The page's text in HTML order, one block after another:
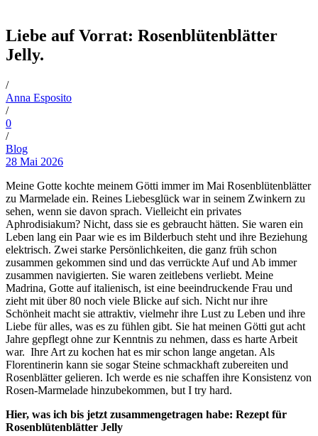
Liebe auf Vorrat: Rosenblütenblätter
Jelly.
/
Anna Esposito
/
0
/
Blog
28 Mai 2026
Meine Gotte kochte meinem Götti immer im Mai Rosenblütenblätter
zu Marmelade ein. Reines Liebesglück war in seinem Zwinkern zu
sehen, wenn sie davon sprach. Vielleicht ein privates
Aphrodisiakum? Nicht, dass sie es gebraucht hätten. Sie waren ein
Leben lang ein Paar wie es im Bilderbuch steht und ihre Beziehung
elektrisch. Zwei starke Persönlichkeiten, die ganz früh schon
zusammen gekommen sind und das verrückte Auf und Ab immer
zusammen navigierten. Sie waren zeitlebens verliebt. Meine
Madrina, Gotte auf italienisch, ist eine beeindruckende Frau und
zieht mit über 80 noch viele Blicke auf sich. Nicht nur ihre
Schönheit macht sie attraktiv, vielmehr ihre Lust zu Leben und ihre
Liebe für alles, was es zu fühlen gibt. Sie hat meinen Götti gut acht
Jahre gepflegt ohne zur Kenntnis zu nehmen, dass es harte Arbeit
war. Ihre Art zu kochen hat es mir schon lange angetan. Als
Florentinerin kann sie sogar Steine schmackhaft zubereiten und
Rosenblätter gelieren. Ich werde es nie schaffen ihre Konsistenz von
Rosen-Marmelade hinzubekommen, but I try hard.
Hier, was ich bis jetzt zusammengetragen habe: Rezept für
Rosenblütenblätter Jelly